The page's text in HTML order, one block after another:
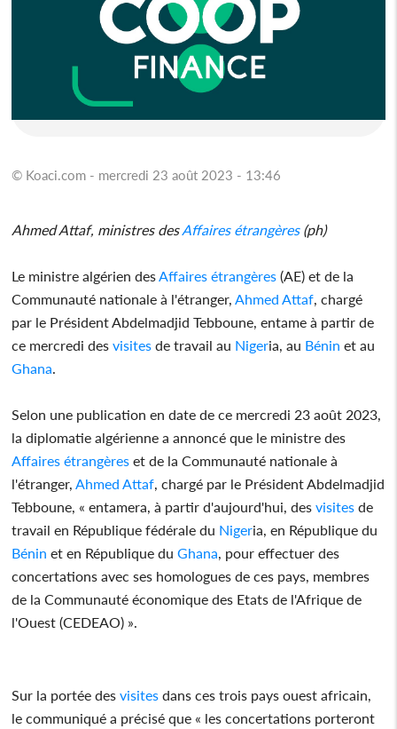
© Koaci.com - mercredi 23 août 2023 - 13:46
Ahmed Attaf, ministres desAffaires étrangères(ph)
Le ministre algérien des Affaires étrangères (AE) et de la
Communauté nationale à l'étranger, Ahmed Attaf , chargé
par le Président Abdelmadjid Tebboune, entame à partir de
ce mercredi des visites de travail au Nigeria, au Bénin et au
Ghana
Selon une publication en date de ce mercredi 23 août 2023,
la diplomatie algérienne a annoncé que le ministre des
Affaires étrangères et de la Communauté nationale à
l'étranger, Ahmed Attaf , chargé par le Président Abdelmadjid
Tebboune, « entamera, à partir d'aujourd'hui, des visites de
travail en République fédérale du Nigeria, en République du
Bénin et en République du Ghana , pour effectuer des
concertations avec ses homologues de ces pays, membres
de la Communauté économique des Etats de l'Afrique de
l'Ouest (CEDEAO) ».
Sur la portée des visites dans ces trois pays ouest africain,
le communiqué a précisé que « les concertations porteront